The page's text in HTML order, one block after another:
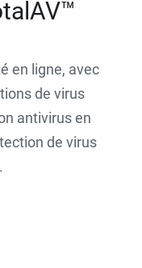
en ligne, avec
de virus
antivirus en
de virus